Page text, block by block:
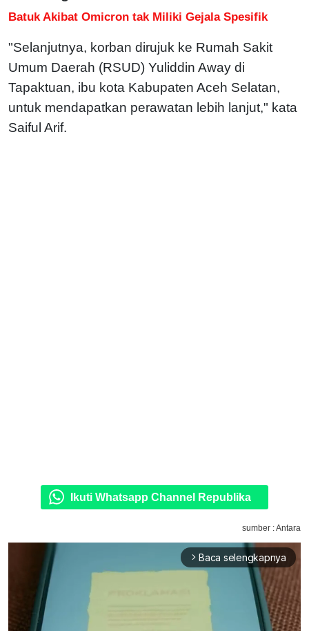
Batuk Akibat Omicron tak Miliki Gejala Spesifik
"Selanjutnya, korban dirujuk ke Rumah Sakit
Umum Daerah (RSUD) Yuliddin Away di
Tapaktuan, ibu kota Kabupaten Aceh Selatan,
untuk mendapatkan perawatan lebih lanjut," kata
Saiful Arif.
Ikuti Whatsapp Channel Republika
sumber : Antara
arrow_forward_ios Baca selengkapnya